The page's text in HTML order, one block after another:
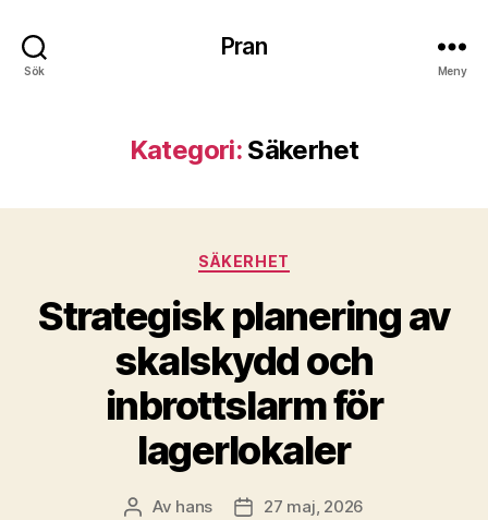
Sök
Pran
Meny
Kategori: Säkerhet
Kategorier
SÄKERHET
Strategisk planering av
skalskydd och
inbrottslarm för
lagerlokaler
Inläggsförfattare
Av hans Inläggsdatum
27 maj, 2026